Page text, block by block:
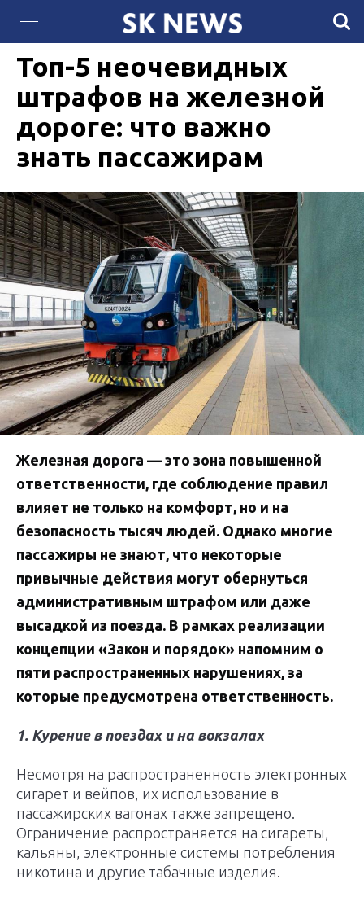
«Самұрық-Энерго» салып жатқан күн электр
станциясында фотоэлектрлік панельдер орнатыла
бастады
10 ИЮНЯ 2026, 13:44 476
Топ-5 неочевидных
штрафов на железной
дороге: что важно
знать пассажирам
Железная дорога — это зона повышенной
ответственности, где соблюдение правил
влияет не только на комфорт, но и на
безопасность тысяч людей. Однако многие
пассажиры не знают, что некоторые
привычные действия могут обернуться
административным штрафом или даже
высадкой из поезда. В рамках реализации
концепции «Закон и порядок» напомним о
пяти распространенных нарушениях, за
которые предусмотрена ответственность.
1. Курение в поездах и на вокзалах
Несмотря на распространенность электронных
сигарет и вейпов, их использование в
пассажирских вагонах также запрещено.
Ограничение распространяется на сигареты,
кальяны, электронные системы потребления
никотина и другие табачные изделия.